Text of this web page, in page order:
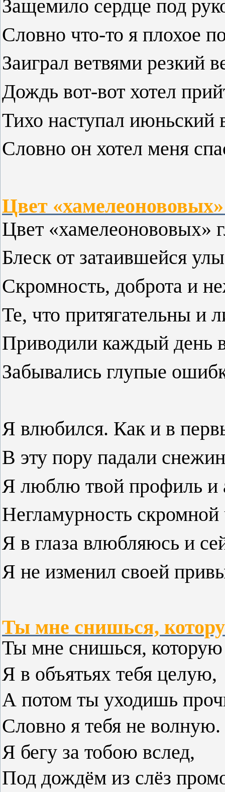
Защемило сердце под
Словно что-то я плохое
Заиграл ветвями резкий
Дождь вот-вот хотел
Тихо наступал июньский
Словно он хотел меня
Цвет «хамелеонововых»
Цвет «хамелеонововых»
Блеск от затаившейся
Скромность, доброта и
Те, что притягательны и
Приводили каждый день в
Забывались глупые
Я влюбился. Как и в
В эту пору падали
Я люблю твой профиль и
Негламурность
Я в глаза влюбляюсь и
Я не изменил своей
Ты мне снишься,
Ты мне снишься,
Я в объятьях тебя целую,
А потом ты уходишь
Словно я тебя не волную.
Я бегу за тобою вслед,
Под дождём из слёз